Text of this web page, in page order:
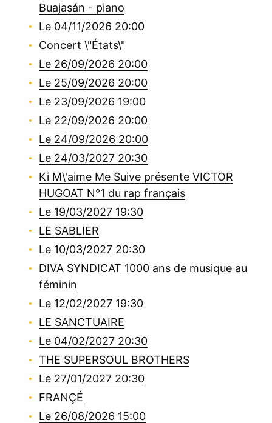
Buajasán - piano
Le 04/11/2026 20:00
Concert \"États\"
Le 26/09/2026 20:00
Le 25/09/2026 20:00
Le 23/09/2026 19:00
Le 22/09/2026 20:00
Le 24/09/2026 20:00
Le 24/03/2027 20:30
Ki M\'aime Me Suive présente VICTOR
HUGOAT N°1 du rap français
Le 19/03/2027 19:30
LE SABLIER
Le 10/03/2027 20:30
DIVA SYNDICAT 1000 ans de musique au
féminin
Le 12/02/2027 19:30
LE SANCTUAIRE
Le 04/02/2027 20:30
THE SUPERSOUL BROTHERS
Le 27/01/2027 20:30
FRANÇÉ
Le 26/08/2026 15:00